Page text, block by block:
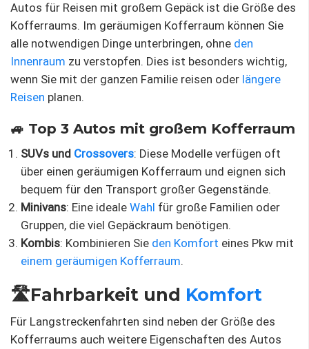
Autos für Reisen mit großem Gepäck ist die Größe des
Kofferraums. Im geräumigen Kofferraum können Sie
alle notwendigen Dinge unterbringen, ohne den
Innenraum zu verstopfen. Dies ist besonders wichtig,
wenn Sie mit der ganzen Familie reisen oder längere
Reisen planen.
🚙 Top 3 Autos mit großem Kofferraum
SUVs und Crossovers: Diese Modelle verfügen oft
über einen geräumigen Kofferraum und eignen sich
bequem für den Transport großer Gegenstände.
Minivans: Eine ideale Wahl für große Familien oder
Gruppen, die viel Gepäckraum benötigen.
Kombis: Kombinieren Sie den Komfort eines Pkw mit
einem geräumigen Kofferraum.
🛣️Fahrbarkeit und Komfort
Für Langstreckenfahrten sind neben der Größe des
Kofferraums auch weitere Eigenschaften des Autos